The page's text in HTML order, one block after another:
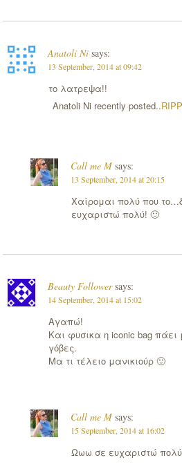
Anatoli Ni says:
13 September, 2014 at 09:42
το λατρεψα!!
Anatoli Ni recently posted..
Call me M says:
13 September, 2014 at 20:15
Χαίρομαι πολύ που
ευχαριστώ πολύ! 🙂
Beauty Follower says:
14 September, 2014 at 15:02
Αγαπώ!
Και φυσικα η iconic bag πάει
γόβες.
Μα τι τέλειο μανικιούρ 🙂
Call me M says:
15 September, 2014 at 16:02
Ωωω σε ευχαριστώ πολύ